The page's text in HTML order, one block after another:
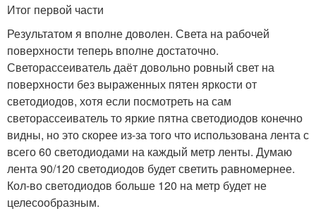
Итог первой части
Результатом я вполне доволен. Света на рабочей
поверхности теперь вполне достаточно.
Светорассеиватель даёт довольно ровный свет на
поверхности без выраженных пятен яркости от
светодиодов, хотя если посмотреть на сам
светорассеиватель то яркие пятна светодиодов конечно
видны, но это скорее из-за того что использована лента с
всего 60 светодиодами на каждый метр ленты. Думаю
лента 90/120 светодиодов будет светить равномернее.
Кол-во светодиодов больше 120 на метр будет не
целесообразным.